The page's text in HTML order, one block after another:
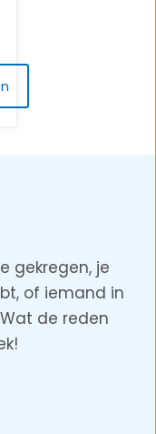
gekregen, je
of iemand in
de reden